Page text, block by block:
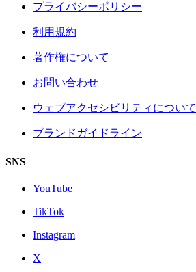
プライバシーポリシー
利用規約
著作権について
お問い合わせ
ウェブアクセシビリティについて
ブランドガイドライン
SNS
YouTube
TikTok
Instagram
X